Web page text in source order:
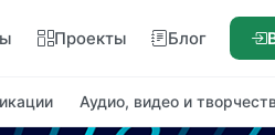
Проекты Блог
Аудио, видео и